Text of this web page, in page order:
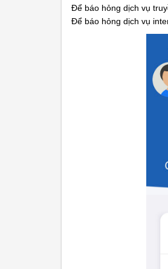
Để báo hỏng dịch vụ
Để báo hỏng dịch vụ